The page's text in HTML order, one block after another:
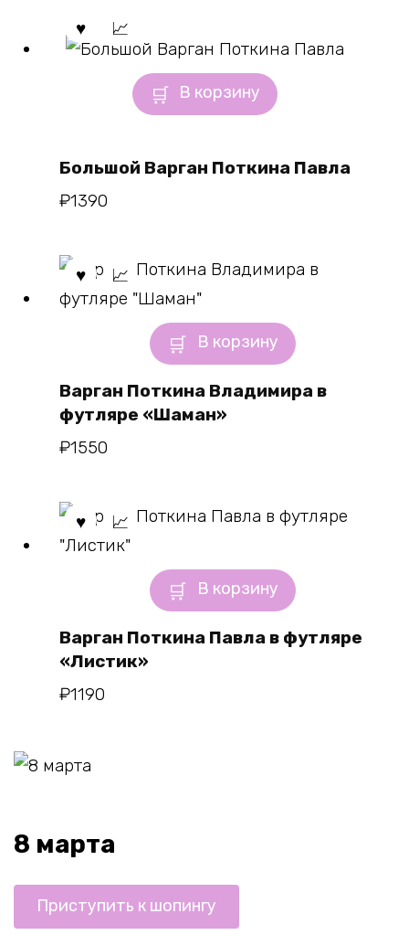
В корзину
Большой Варган Поткина Павла
₽1390
В корзину
Варган Поткина Владимира в
футляре «Шаман»
₽1550
В корзину
Варган Поткина Павла в футляре
«Листик»
₽1190
8 марта
Приступить к шопингу